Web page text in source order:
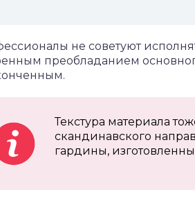
не советуют
преобладанием
Текстура материала
скандинавского
гардины,